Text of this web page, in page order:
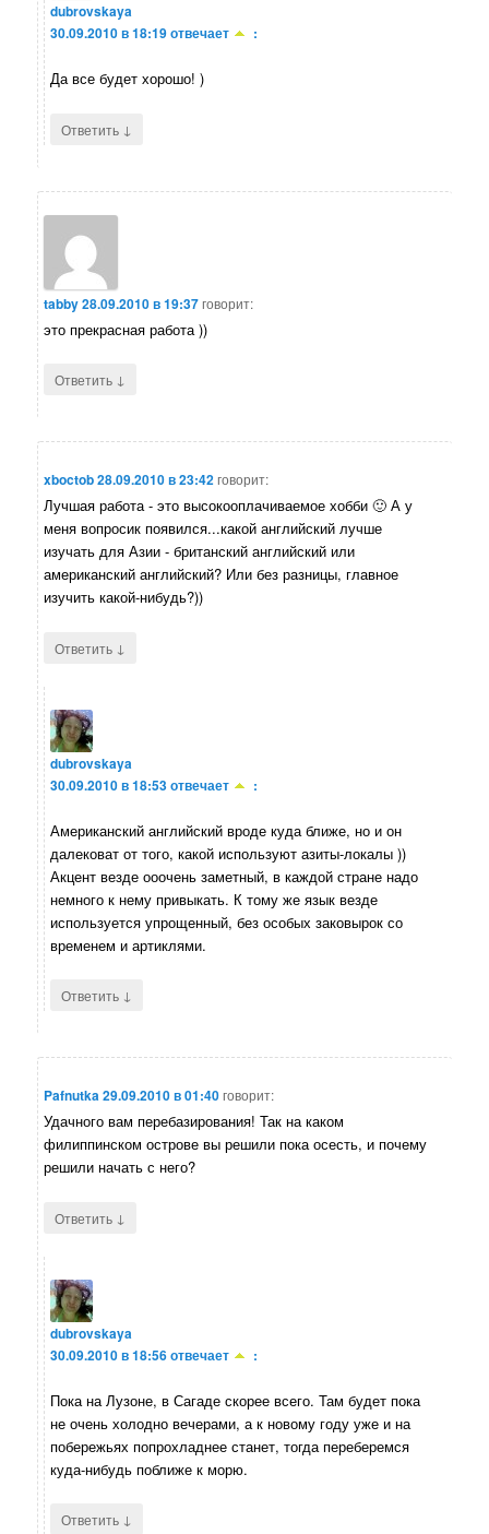
dubrovskaya
30.09.2010 в 18:19отвечает :
Да все будет хорошо! )
Ответить ↓
tabby28.09.2010 в 19:37говорит:
это прекрасная работа ))
Ответить ↓
xboctob28.09.2010 в 23:42говорит:
Лучшая работа - это высокооплачиваемое хобби 🙂 А у
меня вопросик появился...какой английский лучше
изучать для Азии - британский английский или
американский английский? Или без разницы, главное
изучить какой-нибудь?))
Ответить ↓
dubrovskaya
30.09.2010 в 18:53отвечает :
Американский английский вроде куда ближе, но и он
далековат от того, какой используют азиты-локалы ))
Акцент везде ооочень заметный, в каждой стране надо
немного к нему привыкать. К тому же язык везде
используется упрощенный, без особых заковырок со
временем и артиклями.
Ответить ↓
Pafnutka29.09.2010 в 01:40говорит:
Удачного вам перебазирования! Так на каком
филиппинском острове вы решили пока осесть, и почему
решили начать с него?
Ответить ↓
dubrovskaya
30.09.2010 в 18:56отвечает :
Пока на Лузоне, в Сагаде скорее всего. Там будет пока
не очень холодно вечерами, а к новому году уже и на
побережьях попрохладнее станет, тогда переберемся
куда-нибудь поближе к морю.
Ответить ↓